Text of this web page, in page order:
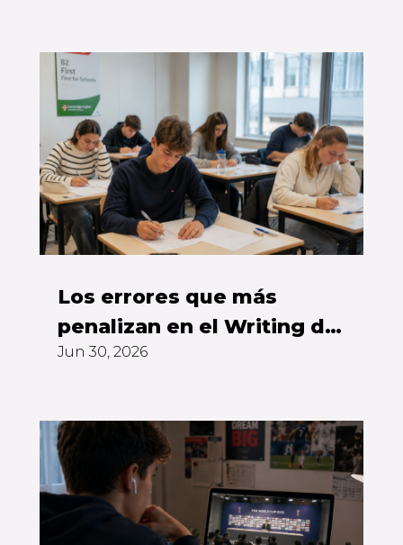
Los errores que más
penalizan en el Writing del
First
Jun 30, 2026